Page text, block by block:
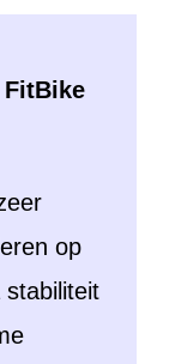
op
stabiliteit